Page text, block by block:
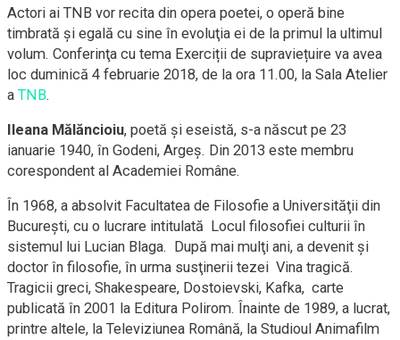
Actori ai TNB vor recita din opera poetei, o operă bine
timbrată şi egală cu sine în evoluţia ei de la primul la ultimul
volum. Conferinţa cu tema Exerciții de supraviețuire va avea
loc duminică 4 februarie 2018, de la ora 11.00, la Sala Atelier
a TNB.
Ileana Mălăncioiu, poetă şi eseistă, s-a născut pe 23
ianuarie 1940, în Godeni, Argeș. Din 2013 este membru
corespondent al Academiei Române.
În 1968, a absolvit Facultatea de Filosofie a Universităţii din
Bucureşti, cu o lucrare intitulată Locul filosofiei culturii în
sistemul lui Lucian Blaga. După mai mulţi ani, a devenit şi
doctor în filosofie, în urma susţinerii tezei Vina tragică.
Tragicii greci, Shakespeare, Dostoievski, Kafka, carte
publicată în 2001 la Editura Polirom. Înainte de 1989, a lucrat,
printre altele, la Televiziunea Română, la Studioul Animafilm